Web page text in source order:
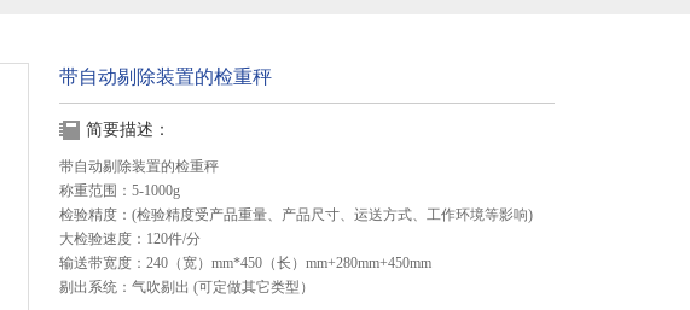
带自动剔除装置的检重秤
简要描述：
带自动剔除装置的检重秤
称重范围：5-1000g
检验精度：(检验精度受产品重量、产品尺寸、运送方式、工作环境等影响)
大检验速度：120件/分
输送带宽度：240（宽）mm*450（长）mm+280mm+450mm
剔出系统：气吹剔出 (可定做其它类型）